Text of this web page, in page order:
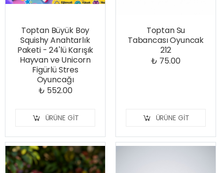
Toptan Büyük Boy
Squishy Anahtarlık
Paketi - 24'lü Karışık
Hayvan ve Unicorn
Figürlü Stres
Oyuncağı
₺ 552.00
ÜRÜNE GIT
Toptan Su
Tabancası Oyuncak
212
₺ 75.00
ÜRÜNE GIT